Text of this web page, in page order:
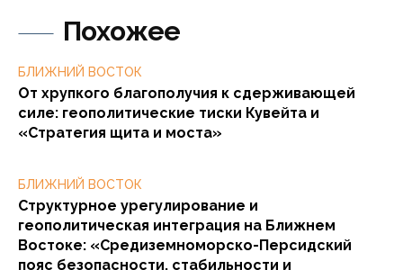
Похожее
БЛИЖНИЙ ВОСТОК
От хрупкого благополучия к сдерживающей
силе: геополитические тиски Кувейта и
«Стратегия щита и моста»
БЛИЖНИЙ ВОСТОК
Структурное урегулирование и
геополитическая интеграция на Ближнем
Востоке: «Средиземноморско-Персидский
пояс безопасности, стабильности и